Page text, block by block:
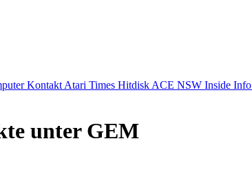
Kontakt Atari Times Hitdisk ACE NSW Inside Info
unter GEM